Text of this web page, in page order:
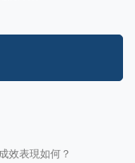
效表現如何？